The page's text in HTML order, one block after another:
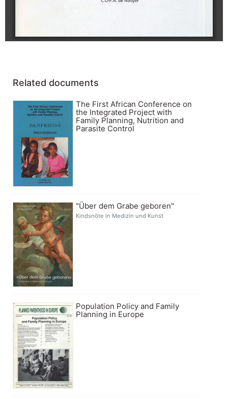
Related documents
The First African Conference on
the Integrated Project with
Family Planning, Nutrition and
Parasite Control
"Über dem Grabe geboren"
Kindsnöte in Medizin und Kunst
Population Policy and Family
Planning in Europe